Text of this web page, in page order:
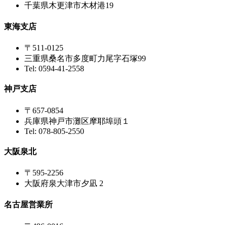
千葉県木更津市木材港19
東海支店
〒511-0125
三重県桑名市多度町力尾字石塚99
Tel: 0594-41-2558
神戸支店
〒657-0854
兵庫県神戸市灘区摩耶埠頭１
Tel: 078-805-2550
大阪泉北
〒595-2256
大阪府泉大津市夕凪 2
名古屋営業所